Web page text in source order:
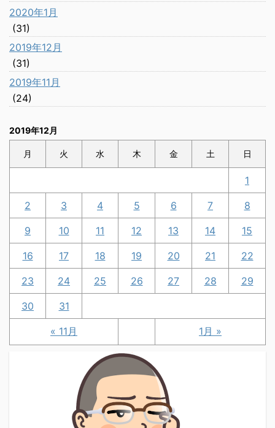
2020年1月
(31)
2019年12月
(31)
2019年11月
(24)
2019年12月
月 火 水 木 金 土 日
« 11月 1月 »
1
2 3 4 5 6 7 8
9 10 11 12 13 14 15
16 17 18 19 20 21 22
23 24 25 26 27 28 29
30 31